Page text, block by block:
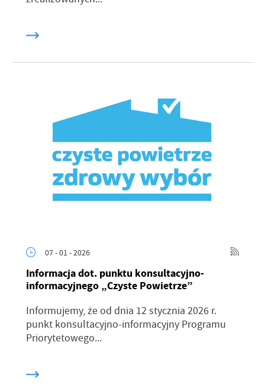
07 - 01 - 2026
Informacja dot. punktu konsultacyjno-
informacyjnego „Czyste Powietrze”
Informujemy, że od dnia 12 stycznia 2026 r.
punkt konsultacyjno-informacyjny Programu
Priorytetowego...